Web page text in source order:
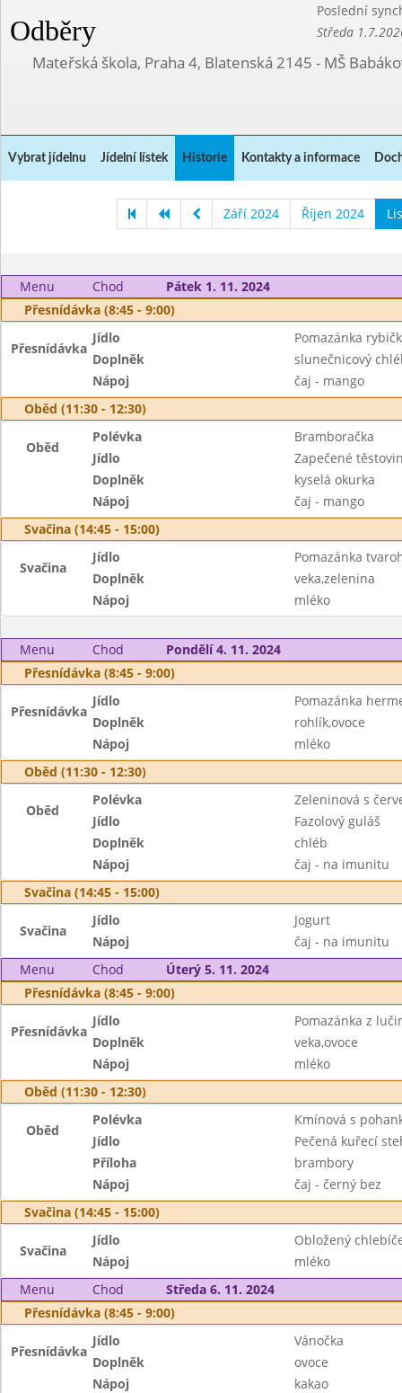
Odběry
Poslední
Středa
Mateřská škola, Praha 4, Blatenská 2145 - MŠ
Vybrat jídelnu Jídelní lístek Historie Kontakty a informace
Září 2024 Říjen 2024
Menu Chod
Pátek 1. 11. 2024
Přesnídávka (8:45 - 9:00)
Přesnídávka
Jídlo
Pomazánka
Doplněk
slunečnicový
Nápoj
čaj - mango
Oběd (11:30 - 12:30)
Oběd
Polévka
Bramboračka
Jídlo
Zapečené
Doplněk
kyselá okurka
Nápoj
čaj - mango
Svačina (14:45 - 15:00)
Svačina
Jídlo
Pomazánka
Doplněk
veka,zelenina
Nápoj
mléko
Menu Chod
Pondělí 4. 11. 2024
Přesnídávka (8:45 - 9:00)
Přesnídávka
Jídlo
Pomazánka
Doplněk
rohlík,ovoce
Nápoj
mléko
Oběd (11:30 - 12:30)
Oběd
Polévka
Zeleninová s
Jídlo
Fazolový guláš
Doplněk
chléb
Nápoj
čaj - na imunitu
Svačina (14:45 - 15:00)
Svačina
Jídlo
Jogurt
Nápoj
čaj - na imunitu
Menu
Chod
Úterý 5. 11. 2024
Přesnídávka (8:45 - 9:00)
Přesnídávka
Jídlo
Pomazánka z
Doplněk
veka,ovoce
Nápoj
mléko
Oběd (11:30 - 12:30)
Oběd
Polévka
Kmínová s
Jídlo
Pečená kuřecí
Příloha
brambory
Nápoj
čaj - černý bez
Svačina (14:45 - 15:00)
Svačina
Jídlo
Obložený
Nápoj
mléko
Menu
Chod
Středa 6. 11. 2024
Přesnídávka (8:45 - 9:00)
Přesnídávka
Jídlo
Vánočka
Doplněk
ovoce
Nápoj
kakao